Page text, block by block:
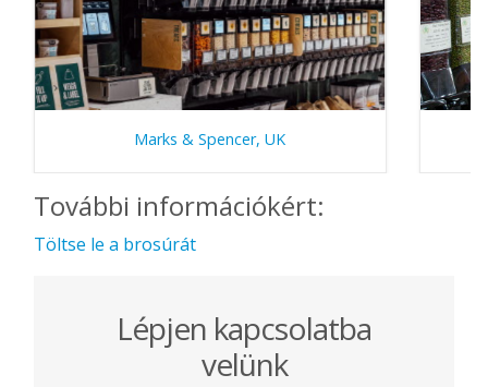
Marks & Spencer, UK
További információkért:
Töltse le a brosúrát
Lépjen kapcsolatba
velünk